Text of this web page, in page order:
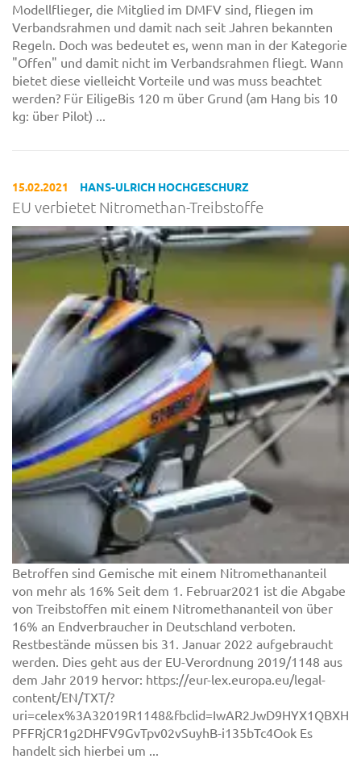
Modellflieger, die Mitglied im DMFV sind, fliegen im
Verbandsrahmen und damit nach seit Jahren bekannten
Regeln. Doch was bedeutet es, wenn man in der Kategorie
"Offen" und damit nicht im Verbandsrahmen fliegt. Wann
bietet diese vielleicht Vorteile und was muss beachtet
werden? Für EiligeBis 120 m über Grund (am Hang bis 10
kg: über Pilot) ...
15.02.2021 HANS-ULRICH HOCHGESCHURZ
EU verbietet Nitromethan-Treibstoffe
Betroffen sind Gemische mit einem Nitromethananteil
von mehr als 16% Seit dem 1. Februar2021 ist die Abgabe
von Treibstoffen mit einem Nitromethananteil von über
16% an Endverbraucher in Deutschland verboten.
Restbestände müssen bis 31. Januar 2022 aufgebraucht
werden. Dies geht aus der EU-Verordnung 2019/1148 aus
dem Jahr 2019 hervor: https://eur-lex.europa.eu/legal-
content/EN/TXT/?
PFFRjCR1g2DHFV9GvTpv02vSuyhB-i135bTc4Ook Es
handelt sich hierbei um ...